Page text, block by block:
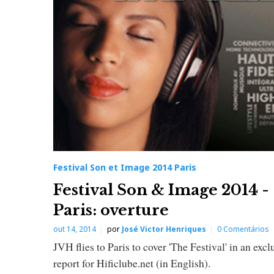
e
v
a
l
S
o
Festival Son et Image 2014 Paris
Festival Son & Image 2014 -
Paris: overture
out 14, 2014 por José Victor Henriques 0 Comentários
JVH flies to Paris to cover 'The Festival' in an
report for Hificlube.net (in English).